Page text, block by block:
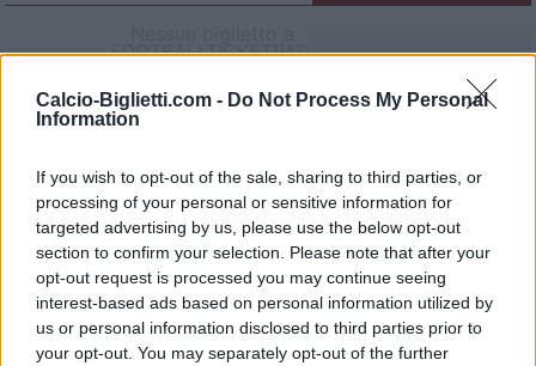
Calcio-Biglietti.com - Do Not Process My Personal
Information
If you wish to opt-out of the sale, sharing to third parties, or
processing of your personal or sensitive information for
targeted advertising by us, please use the below opt-out
section to confirm your selection. Please note that after your
opt-out request is processed you may continue seeing
interest-based ads based on personal information utilized by
us or personal information disclosed to third parties prior to
your opt-out. You may separately opt-out of the further
FOOTBALLTICKETPAD
BigliettiVIAGOGO COMPRARE
Nessun biglietto a
FOOTBALLTICKETNET
Nessun biglietto a
P1TRAVEL
Nessun biglietto a
CDISCOUNT
Nessun biglietto a
TICKETMASTER